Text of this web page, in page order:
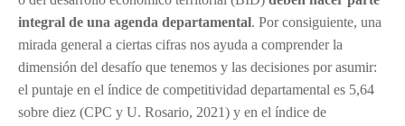
integral de una agenda departamental. Por consiguiente, una
mirada general a ciertas cifras nos ayuda a comprender la
dimensión del desafío que tenemos y las decisiones por asumir:
el puntaje en el índice de competitividad departamental es 5,64
sobre diez (CPC y U. Rosario, 2021) y en el índice de